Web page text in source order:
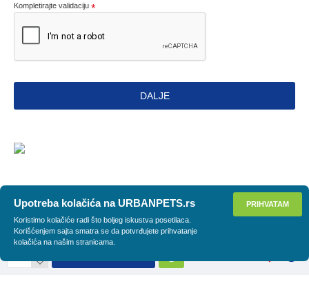
Kompletirajte validaciju
DALJE
PRIHVATAM
Upotreba kolačića na URBANPETS.rs
Koristimo kolačiće radi što boljeg iskustva posetilaca.
Korišćenjem sajta smatra se da potvrđujete prihvatanje
kolačića na našim stranicama.